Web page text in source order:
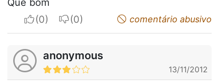
I apreciateI do not appreciatecomentário abusivo
anonymous
13/11/2012